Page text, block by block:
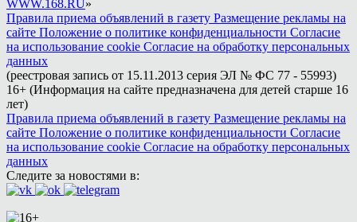
WWW.168.RU»
Правила приема объявлений в газету Размещение рекламы на
сайте Положение о политике конфиденциальности Согласие
на использование cookie Согласие на обработку персональных
данных
(реестровая запись от 15.11.2013 серия ЭЛ № ФС 77 - 55993)
16+ (Информация на сайте предназначена для детей старше 16
лет)
Правила приема объявлений в газету Размещение рекламы на
сайте Положение о политике конфиденциальности Согласие
на использование cookie Согласие на обработку персональных
данных
Следите за новостями в: